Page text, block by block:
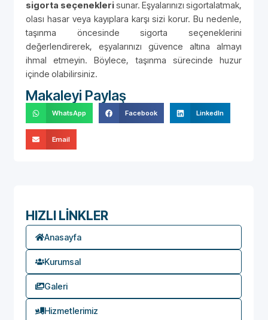
sigorta seçeneklerisunar. Eşyalarınızı sigortalatmak,
olası hasar veya kayıplara karşı sizi korur. Bu nedenle,
taşınma öncesinde sigorta seçeneklerini
değerlendirerek, eşyalarınızı güvence altına almayı
ihmal etmeyin. Böylece, taşınma sürecinde huzur
içinde olabilirsiniz.
Makaleyi Paylaş
WhatsApp Facebook LinkedIn
Email
HIZLI LİNKLER
Anasayfa
Kurumsal
Galeri
Hizmetlerimiz